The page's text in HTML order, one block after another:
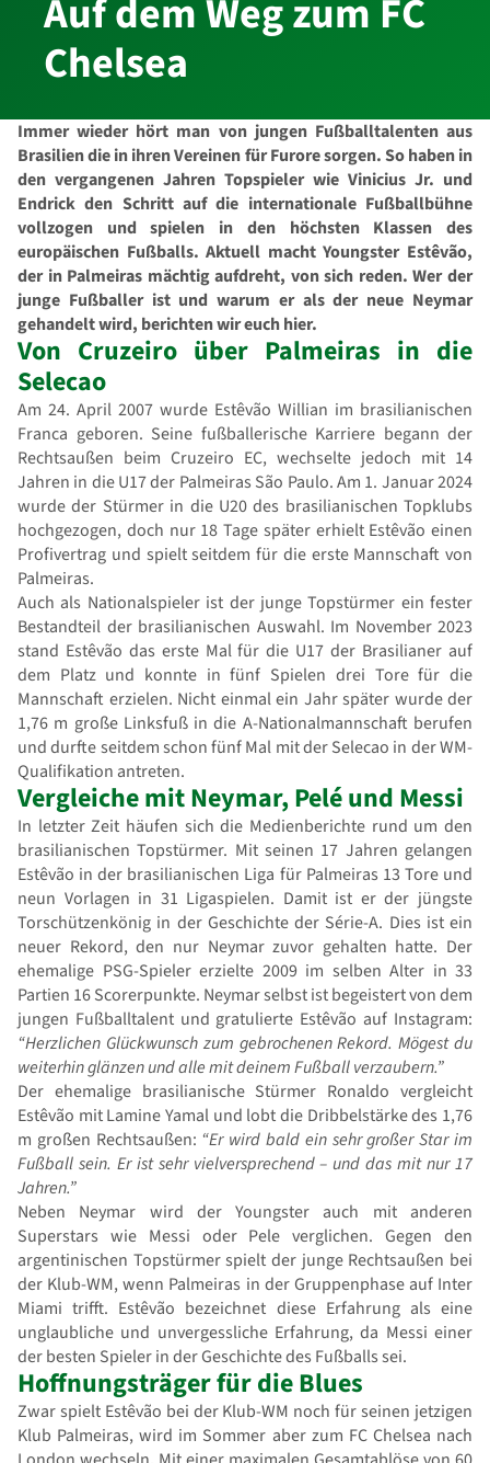
Auf dem Weg zum FC
Chelsea
Immer wieder hört man von jungen Fußballtalenten aus
Brasilien die in ihren Vereinen für Furore sorgen. So haben in
den vergangenen Jahren Topspieler wie Vinicius Jr. und
Endrick den Schritt auf die internationale Fußballbühne
vollzogen und spielen in den höchsten Klassen des
europäischen Fußballs. Aktuell macht Youngster Estêvão,
der in Palmeiras mächtig aufdreht, von sich reden. Wer der
junge Fußballer ist und warum er als der neue Neymar
gehandelt wird, berichten wir euch hier.
Von Cruzeiro über Palmeiras in die
Selecao
Am 24. April 2007 wurde Estêvão Willian im brasilianischen
Franca geboren. Seine fußballerische Karriere begann der
Rechtsaußen beim Cruzeiro EC, wechselte jedoch mit 14
Jahren in die U17 der Palmeiras São Paulo. Am 1. Januar 2024
wurde der Stürmer in die U20 des brasilianischen Topklubs
hochgezogen, doch nur 18 Tage später erhielt Estêvão einen
Profivertrag und spielt seitdem für die erste Mannschaft von
Palmeiras.
Auch als Nationalspieler ist der junge Topstürmer ein fester
Bestandteil der brasilianischen Auswahl. Im November 2023
stand Estêvão das erste Mal für die U17 der Brasilianer auf
dem Platz und konnte in fünf Spielen drei Tore für die
Mannschaft erzielen. Nicht einmal ein Jahr später wurde der
1,76 m große Linksfuß in die A-Nationalmannschaft berufen
und durfte seitdem schon fünf Mal mit der Selecao in der WM-
Qualifikation antreten.
Vergleiche mit Neymar, Pelé und Messi
In letzter Zeit häufen sich die Medienberichte rund um den
brasilianischen Topstürmer. Mit seinen 17 Jahren gelangen
Estêvão in der brasilianischen Liga für Palmeiras 13 Tore und
neun Vorlagen in 31 Ligaspielen. Damit ist er der jüngste
Torschützenkönig in der Geschichte der Série-A. Dies ist ein
neuer Rekord, den nur Neymar zuvor gehalten hatte. Der
ehemalige PSG-Spieler erzielte 2009 im selben Alter in 33
Partien 16 Scorerpunkte. Neymar selbst ist begeistert von dem
jungen Fußballtalent und gratulierte Estêvão auf Instagram:
“Herzlichen Glückwunsch zum gebrochenen Rekord. Mögest du
weiterhin glänzen und alle mit deinem Fußball verzaubern.”
Der ehemalige brasilianische Stürmer Ronaldo vergleicht
Estêvão mit Lamine Yamal und lobt die Dribbelstärke des 1,76
m großen Rechtsaußen: “Er wird bald ein sehr großer Star im
Fußball sein. Er ist sehr vielversprechend – und das mit nur 17
Jahren.”
Neben Neymar wird der Youngster auch mit anderen
Superstars wie Messi oder Pele verglichen. Gegen den
argentinischen Topstürmer spielt der junge Rechtsaußen bei
der Klub-WM, wenn Palmeiras in der Gruppenphase auf Inter
Miami trifft. Estêvão bezeichnet diese Erfahrung als eine
unglaubliche und unvergessliche Erfahrung, da Messi einer
der besten Spieler in der Geschichte des Fußballs sei.
Hoffnungsträger für die Blues
Zwar spielt Estêvão bei der Klub-WM noch für seinen jetzigen
Klub Palmeiras, wird im Sommer aber zum FC Chelsea nach